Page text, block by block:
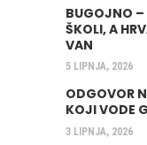
BUGOJNO –
ŠKOLI, A
VAN
5 LIPNJA, 2026
ODGOVOR
KOJI VODE
3 LIPNJA, 2026